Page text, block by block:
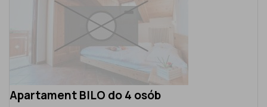
Apartament BILO do 4 osób